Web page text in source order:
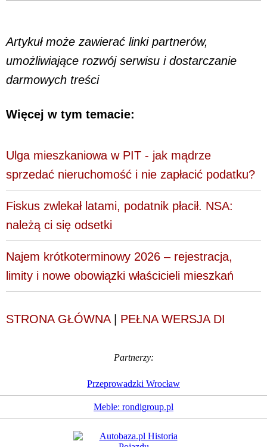
Artykuł może zawierać linki partnerów,
umożliwiające rozwój serwisu i dostarczanie
darmowych treści
Więcej w tym temacie:
Ulga mieszkaniowa w PIT - jak mądrze
sprzedać nieruchomość i nie zapłacić podatku?
Fiskus zwlekał latami, podatnik płacił. NSA:
należą ci się odsetki
Najem krótkoterminowy 2026 – rejestracja,
limity i nowe obowiązki właścicieli mieszkań
STRONA GŁÓWNA| PEŁNA WERSJA DI
Partnerzy:
Przeprowadzki Wrocław
Meble: rondigroup.pl